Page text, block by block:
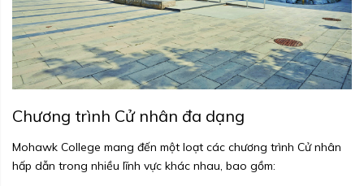
Chương trình Cử nhân đa dạng
Mohawk College mang đến một loạt các chương trình Cử nhân
hấp dẫn trong nhiều lĩnh vực khác nhau, bao gồm: